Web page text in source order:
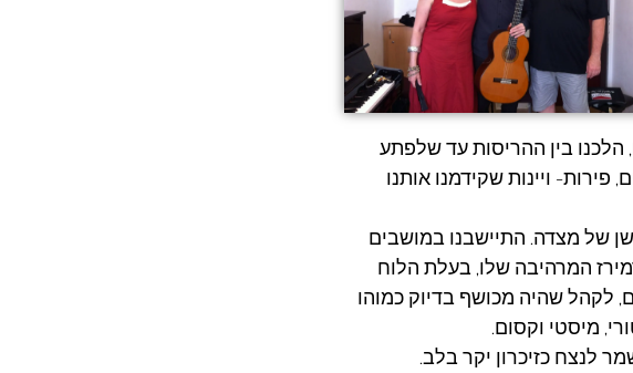
בין ההריסות עד שלפתע
ויינות שקידמנו אותנו
של מצדה. התיישבנו במושבים
המרהיבה שלו, בעלת הלוח
לקהל שהיה מכושף בדיוק כמוהו
מיסטי וקסום.
לנצח כזיכרון יקר בלב.